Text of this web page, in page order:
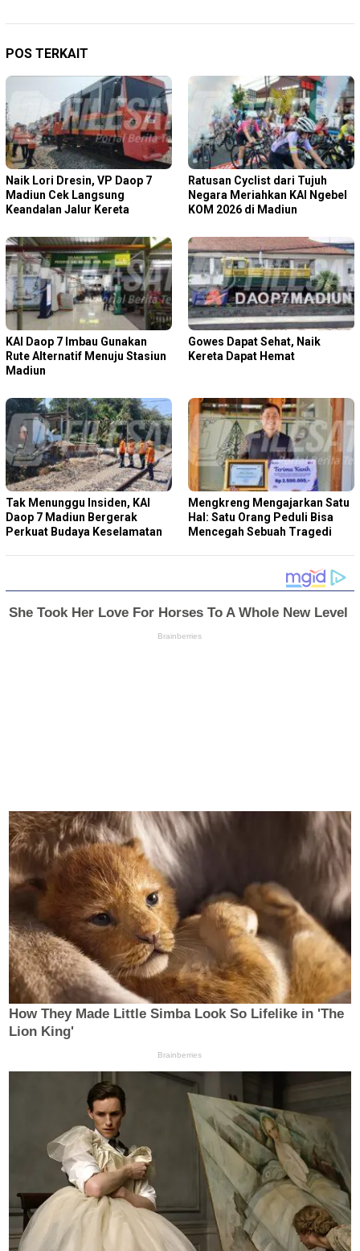
POS TERKAIT
Naik Lori Dresin, VP Daop 7
Madiun Cek Langsung
Keandalan Jalur Kereta
Ratusan Cyclist dari Tujuh
Negara Meriahkan KAI Ngebel
KOM 2026 di Madiun
KAI Daop 7 Imbau Gunakan
Rute Alternatif Menuju Stasiun
Madiun
Gowes Dapat Sehat, Naik
Kereta Dapat Hemat
Tak Menunggu Insiden, KAI
Daop 7 Madiun Bergerak
Perkuat Budaya Keselamatan
Mengkreng Mengajarkan Satu
Hal: Satu Orang Peduli Bisa
Mencegah Sebuah Tragedi